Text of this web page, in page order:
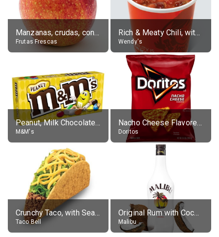
Manzanas, crudas, con piel
Frutas Frescas
Rich & Meaty Chili, without toppings, large
Wendy's
Peanut, Milk Chocolate Candies
M&M's
Nacho Cheese Flavored Tortilla Chips
Doritos
Crunchy Taco, with Seasoned Beef
Taco Bell
Original Rum with Coconut Flavour (21% alc.)
Malibu